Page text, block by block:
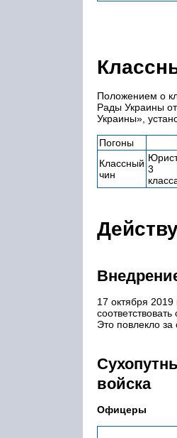
Положением о
Рады Украины
Украины»,
Погоны
Классный
чин
3
17 октября
Это повлекло
войска
Офицеры